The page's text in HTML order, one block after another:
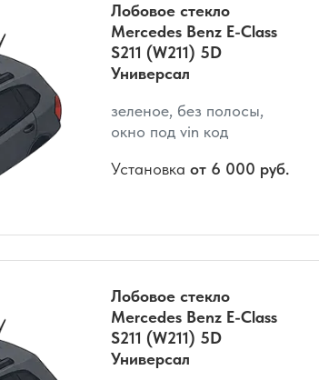
Лобовое стекло
Mercedes Benz E-Class
S211 (W211) 5D
Универсал
зеленое, без полосы,
окно под vin код
Установка от 6 000 руб.
Лобовое стекло
Mercedes Benz E-Class
S211 (W211) 5D
Универсал